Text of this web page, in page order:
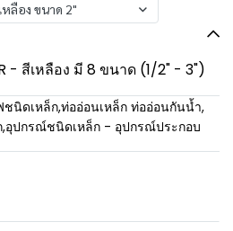
ลือง ขนาด 2"
- สีเหลือง มี 8 ขนาด (1/2" - 3")
ชนิดเหล็ก,ท่ออ่อนเหล็ก ท่ออ่อนกันน้ำ,
,อุปกรณ์ชนิดเหล็ก - อุปกรณ์ประกอบ